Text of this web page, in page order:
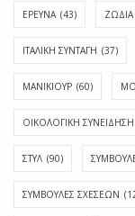
ΕΡΕΥΝΑ (43) ΖΩΔΙΑ
ΙΤΑΛΙΚΗ ΣΥΝΤΑΓΗ (37)
ΜΑΝΙΚΙΟΥΡ (60)
ΟΙΚΟΛΟΓΙΚΗ ΣΥΝΕΙΔΗΣΗ
ΣΤΥΛ (90)
ΣΥΜΒΟΥΛΕΣ ΣΧΕΣΕΩΝ